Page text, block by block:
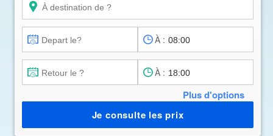
À :
À :
Plus d'options
Je consulte les prix